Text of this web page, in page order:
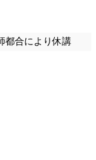
都合により休講